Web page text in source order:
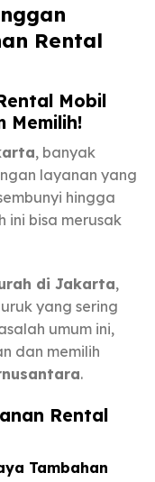
Rental
Mobil
Memilih!
, banyak
layanan yang
hingga
ini bisa merusak
di Jakarta,
yang sering
umum ini,
dan memilih
.
Rental
Tambahan